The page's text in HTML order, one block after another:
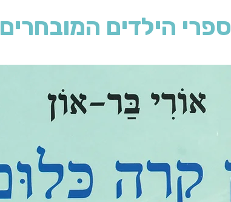
ספרי הילדים המובחרים